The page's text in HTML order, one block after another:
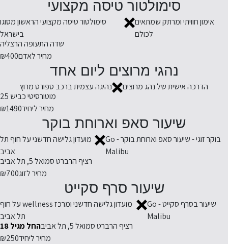
סימולטור טיסה מקצועי
אימון חוויתי ומרתק שמתאים
לכולם
סימולטור טיסה מקצועי הראשון מסוגו
בישראל
שדה התעופה הרצליה
מחיר לאדם₪400
נהגי מרוצים ליום אחד
הדרכה אישית של נהג מרוצים
נהיגה עצמית ברכב ספורט מרוץ
מוטורסיטי כביש 25
מחיר ליחיד₪1490
שיעור סאפ וארוחת בוקר
בוקר זוגי - שיעור סאפ וארוחת בוקר - Go
Malibu
מועדון גלישה חדשני על חוף תל
אביב
רציף הרברט סמואל 5, תל אביב
מחיר לזוג₪700
שיעור סרף סקייט
שיעור בסרף סקייט - Go
Malibu
מועדון גלישה חדשני ומרכז wellness על חוף
תל אביב
רציף הרברט סמואל 5, תל אביב
החל מגיל 18
מחיר ליחיד₪250